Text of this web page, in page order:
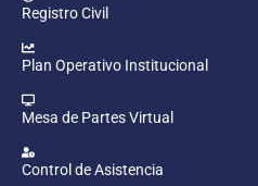
Registro Civil
Plan Operativo Institucional
Mesa de Partes Virtual
Control de Asistencia